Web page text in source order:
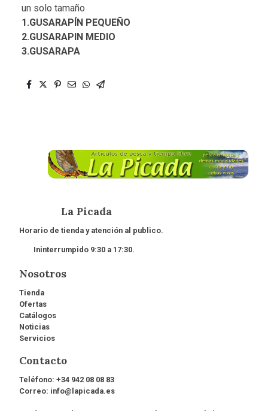
un solo tamaño
1.GUSARAPÍN PEQUEÑO
2.GUSARAPIN MEDIO
3.GUSARAPA
La Picada
Horario de tienda y atención al publico.
Ininterrumpido 9:30 a 17:30.
Nosotros
Tienda
Ofertas
Catálogos
Noticias
Servicios
Contacto
Teléfono: +34 942 08 08 83
Correo: info@lapicada.es